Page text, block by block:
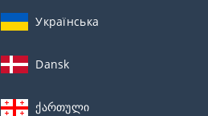
Українська
Dansk
ქართული